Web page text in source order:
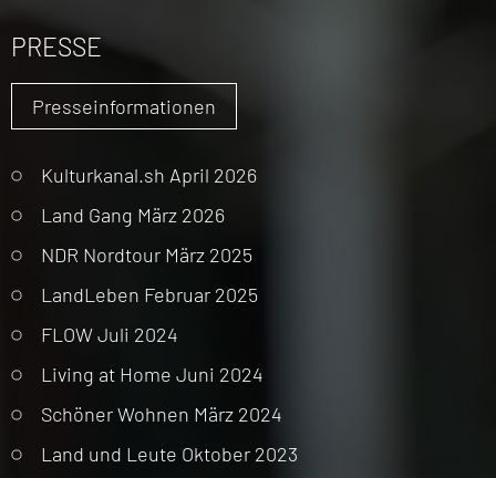
PRESSE
Presseinformationen
Kulturkanal.sh April 2026
Land Gang März 2026
NDR Nordtour März 2025
LandLeben Februar 2025
FLOW Juli 2024
Living at Home Juni 2024
Schöner Wohnen März 2024
Land und Leute Oktober 2023